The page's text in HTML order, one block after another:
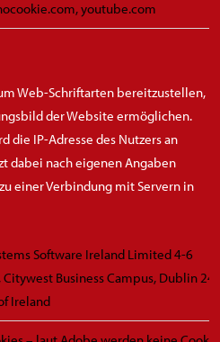
youtube.com
Web-Schriftarten bereitzustellen,
der Website ermöglichen.
die IP-Adresse des Nutzers an
dabei nach eigenen Angaben
einer Verbindung mit Servern in
Software Ireland Limited 4-6
Business Campus, Dublin 24,
Ireland